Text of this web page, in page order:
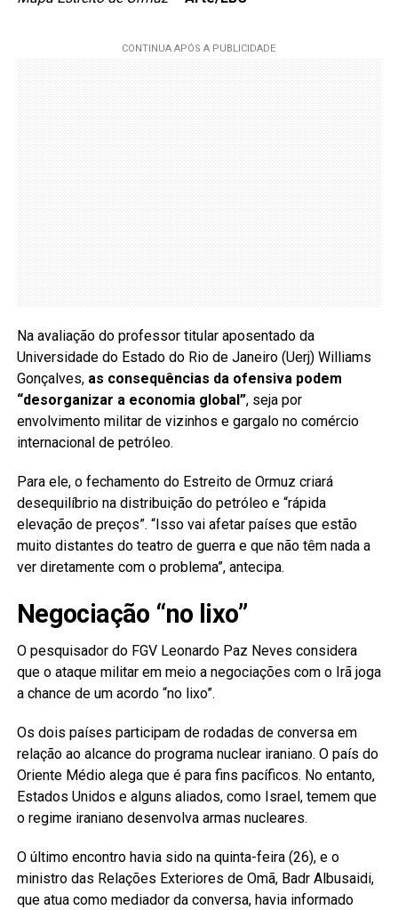
Na avaliação do professor titular aposentado da
Universidade do Estado do Rio de Janeiro (Uerj) Williams
Gonçalves, as consequências da ofensiva podem
“desorganizar a economia global”, seja por
envolvimento militar de vizinhos e gargalo no comércio
internacional de petróleo.
Para ele, o fechamento do Estreito de Ormuz criará
desequilíbrio na distribuição do petróleo e “rápida
elevação de preços”. “Isso vai afetar países que estão
muito distantes do teatro de guerra e que não têm nada a
ver diretamente com o problema”, antecipa.
Negociação “no lixo”
O pesquisador do FGV Leonardo Paz Neves considera
que o ataque militar em meio a negociações com o Irã joga
a chance de um acordo “no lixo”.
Os dois países participam de rodadas de conversa em
relação ao alcance do programa nuclear iraniano. O país do
Oriente Médio alega que é para fins pacíficos. No entanto,
Estados Unidos e alguns aliados, como Israel, temem que
o regime iraniano desenvolva armas nucleares.
O último encontro havia sido na quinta-feira (26), e o
ministro das Relações Exteriores de Omã, Badr Albusaidi,
que atua como mediador da conversa, havia informado